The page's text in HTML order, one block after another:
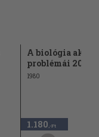
A biológia
problémái 20.
1980
1.180 ,-Ft